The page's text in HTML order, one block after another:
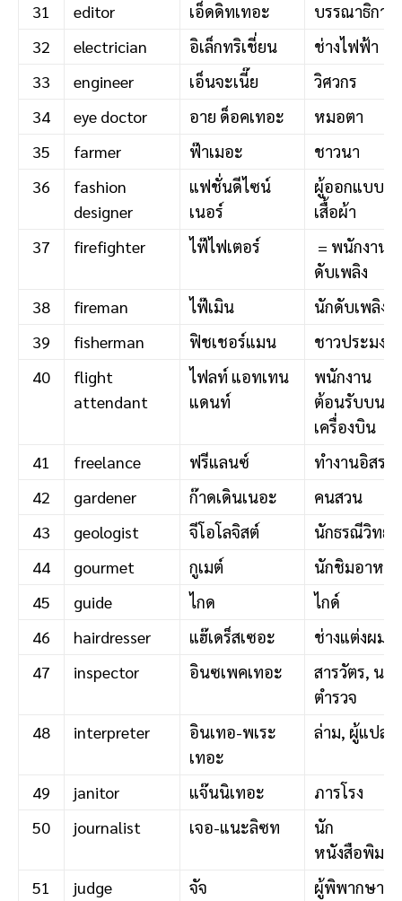
31
editor เอ็ดดิทเทอะ
บรรณาธิการ
32
electrician อิเล็กทริเชี่ยน
ช่างไฟฟ้า
33
engineer เอ็นจะเนี๊ย
วิศวกร
34
eye doctor อาย ด็อคเทอะ
หมอตา
35
farmer ฟ๊าเมอะ
ชาวนา
36
fashion
designer
แฟชั่นดีไซน์
เนอร์
ผู้ออกแบบ
เสื้อผ้า
37
firefighter ไฟ๊ไฟเตอร์
= พนักงาน
ดับเพลิง
38
fireman ไฟ๊เมิน
นักดับเพลิง
39
fisherman ฟิชเชอร์แมน
ชาวประมง
40
flight
attendant
ไฟลท์ แอทเทน
แดนท์
พนักงาน
ต้อนรับบน
เครื่องบิน
41
freelance ฟรีแลนซ์
ทำงานอิสระ
42
gardener ก๊าดเดินเนอะ
คนสวน
43
geologist จีโอโลจิสต์
นักธรณีวิทยา
44
gourmet กูเมต์
นักชิมอาหาร
45
guide ไกด
ไกด์
46
hairdresser แฮ๊เดร็สเซอะ
ช่างแต่งผม
47
inspector อินซเพคเทอะ
สารวัตร, นาย
ตำรวจ
48
interpreter
อินเทอ-พเระ
เทอะ
ล่าม, ผู้แปล
49 janitor แจ๊นนิเทอะ
ภารโรง
50
journalist เจอ-แนะลิซท
นัก
หนังสือพิมพ์
51
judge จัจ
ผู้พิพากษา